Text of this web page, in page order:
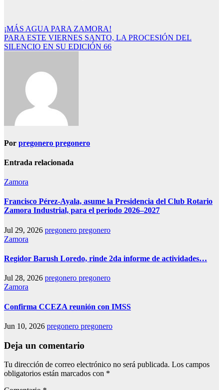
Navegación
de
¡MÁS AGUA PARA ZAMORA!
PARA ESTE VIERNES SANTO, LA PROCESIÓN DEL
SILENCIO EN SU EDICIÓN 66
Por pregonero pregonero
Entrada relacionada
Zamora
Francisco Pérez-Ayala, asume la Presidencia del Club Rotario
Zamora Industrial, para el periodo 2026–2027
Jul 29, 2026 pregonero pregonero
Zamora
Regidor Barush Loredo, rinde 2da informe de actividades…
Jul 28, 2026 pregonero pregonero
Zamora
Confirma CCEZA reunión con IMSS
Jun 10, 2026 pregonero pregonero
Deja un comentario
Tu dirección de correo electrónico no será publicada. Los campos
obligatorios están marcados con *